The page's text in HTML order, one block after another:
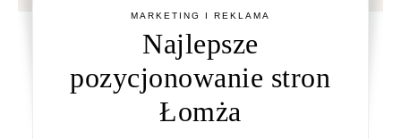
MARKETING I REKLAMA
Najlepsze
pozycjonowanie stron
Łomża